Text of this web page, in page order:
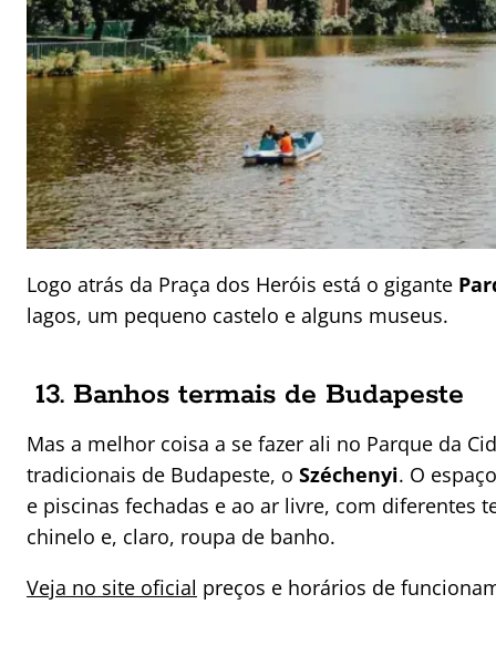
Logo atrás da Praça dos Heróis está o gigante
lagos, um pequeno castelo e alguns museus.
13. Banhos termais de Budapeste
Mas a melhor coisa a se fazer ali no Parque da
tradicionais de Budapeste, o Széchenyi. O
e piscinas fechadas e ao ar livre, com diferentes
chinelo e, claro, roupa de banho.
Veja no site oficial preços e horários de